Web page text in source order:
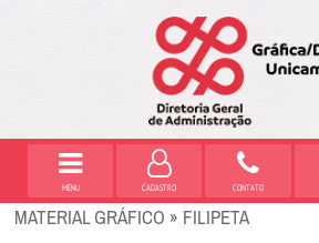
MENU CADASTRO CONTATO
MATERIAL GRÁFICO » FILIPETA